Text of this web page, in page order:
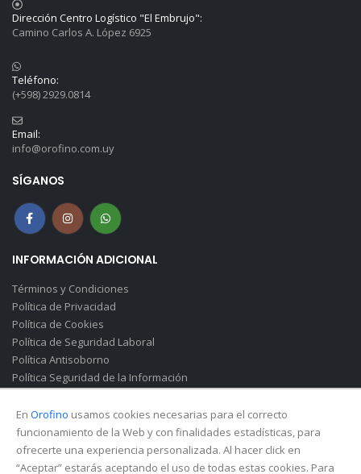
Dirección Centro Logístico "El Embrujo":
Camino Carlos A. López 6925
Teléfono:
(+598) 2929.0814
Email:
info@orofino.com.uy
SÍGANOS
INFORMACIÓN ADICIONAL
Términos y Condiciones
Política de Privacidad
Política de Cookies
Política de Seguridad Laboral
Política Antisoborno
Política Seguridad de la Información
En Orofino usamos cookies necesarias para el correcto
funcionamiento de la Web y con finalidades estadísticas, para
ofrecerte una experiencia personalizada. Al hacer click en
“Aceptar” estarás aceptando el uso de todas estas cookies. Para